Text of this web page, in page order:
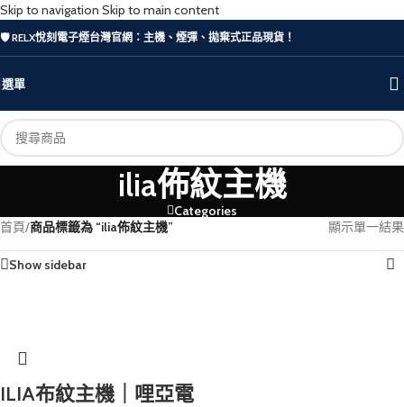
Skip to navigation Skip to main content
🛡️ RELX悅刻電子煙台灣官網：主機、煙彈、拋棄式正品現貨！
選單
ilia佈紋主機
Categories
首頁/商品標籤為 “ilia佈紋主機” 顯示單一結果
Show sidebar
ILIA布紋主機｜哩亞電